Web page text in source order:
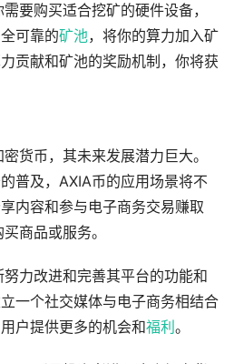
要购买适合挖矿的硬件设备，
可靠的矿池，将你的算力加入矿
贡献和矿池的奖励机制，你将获
货币，其未来发展潜力巨大。
普及，AXIA币的应用场景将不
内容和参与电子商务交易赚取
商品或服务。
力改进和完善其平台的功能和
一个社交媒体与电子商务相结合
户提供更多的机会和福利 。